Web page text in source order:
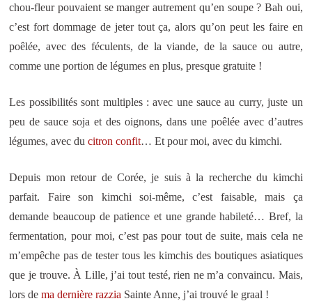
chou-fleur pouvaient se manger autrement qu’en soupe ? Bah oui,
c’est fort dommage de jeter tout ça, alors qu’on peut les faire en
poêlée, avec des féculents, de la viande, de la sauce ou autre,
comme une portion de légumes en plus, presque gratuite !
Les possibilités sont multiples : avec une sauce au curry, juste un
peu de sauce soja et des oignons, dans une poêlée avec d’autres
légumes, avec ducitron confit… Et pour moi, avec du kimchi.
Depuis mon retour de Corée, je suis à la recherche du kimchi
parfait. Faire son kimchi soi-même, c’est faisable, mais ça
demande beaucoup de patience et une grande habileté… Bref, la
fermentation, pour moi, c’est pas pour tout de suite, mais cela ne
m’empêche pas de tester tous les kimchis des boutiques asiatiques
que je trouve. À Lille, j’ai tout testé, rien ne m’a convaincu. Mais,
lors dema dernière razzia Sainte Anne, j’ai trouvé le graal !